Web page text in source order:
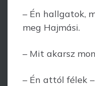
– Én hallgatok,
meg Hajmási.
– Mit akarsz
– Én attól félek